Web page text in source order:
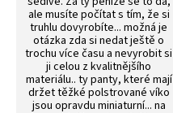
ale musíte počítat s tím, že si
truhlu dovyrobíte... možná je
otázka zda si nedat ještě o
trochu více času a nevyrobit si
ji celou z kvalitnějšího
materiálu.. ty panty, které mají
držet těžké polstrované víko
jsou opravdu miniaturní... na